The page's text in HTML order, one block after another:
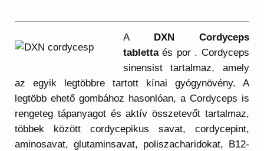
ADXN Cordyceps
tablettaés por . Cordyceps
sinensist tartalmaz, amely
az egyik legtöbbre tartott kínai gyógynövény. A
legtöbb ehető gombához hasonlóan, a Cordyceps is
rengeteg tápanyagot és aktív összetevőt tartalmaz,
többek között cordycepikus savat, cordycepint,
aminosavat, glutaminsavat, poliszacharidokat, B12-